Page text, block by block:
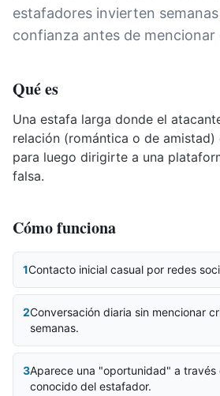
estafadores invierten
confianza antes de mencionar
Qué es
Una estafa larga donde el
relación (romántica o de amistad)
para luego dirigirte a una
falsa.
Cómo funciona
1Contacto inicial casual por redes
2Conversación diaria sin mencionar
semanas.
3Aparece una "oportunidad" a través
conocido del estafador.